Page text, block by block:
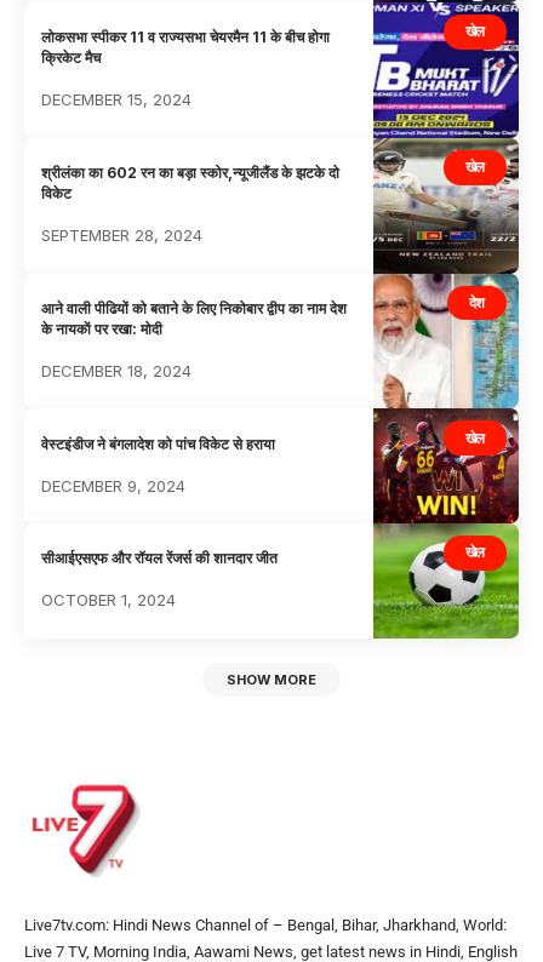
खेल
लोकसभा स्पीकर 11 व राज्यसभा चेयरमैन 11 के बीच होगा
क्रिकेट मैच
DECEMBER 15, 2024
खेल
श्रीलंका का 602 रन का बड़ा स्कोर,न्यूजीलैंड के झटके दो
विकेट
SEPTEMBER 28, 2024
देश
आने वाली पीढियों को बताने के लिए निकोबार द्वीप का नाम देश
के नायकाें पर रखा: मोदी
DECEMBER 18, 2024
खेल
वेस्टइंडीज ने बंगलादेश को पांच विकेट से हराया
DECEMBER 9, 2024
खेल
सीआईएसएफ और रॉयल रेंजर्स की शानदार जीत
OCTOBER 1, 2024
SHOW MORE
Live7tv.com: Hindi News Channel of – Bengal, Bihar, Jharkhand, World:
Live 7 TV, Morning India, Aawami News, get latest news in Hindi, English